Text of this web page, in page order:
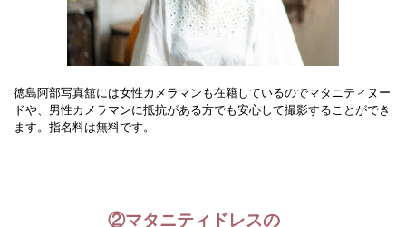
徳島阿部写真舘には女性カメラマンも在籍しているのでマタニティヌー
ドや、男性カメラマンに抵抗がある方でも安心して撮影することができ
ます。指名料は無料です。
②マタニティドレスの